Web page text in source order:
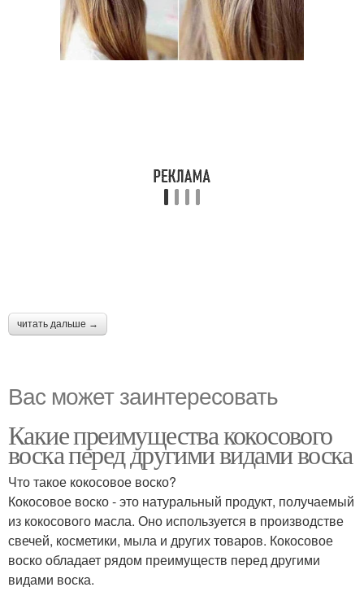
читать дальше →
Вас может заинтересовать
Какие преимущества кокосового
воска перед другими видами воска
Что такое кокосовое воско?
Кокосовое воско - это натуральный продукт, получаемый
из кокосового масла. Оно используется в производстве
свечей, косметики, мыла и других товаров. Кокосовое
воско обладает рядом преимуществ перед другими
видами воска.